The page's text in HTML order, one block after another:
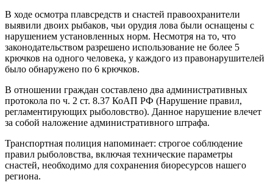
В ходе осмотра плавсредств и снастей правоохранители
выявили двоих рыбаков, чьи орудия лова были оснащены с
нарушением установленных норм. Несмотря на то, что
законодательством разрешено использование не более 5
крючков на одного человека, у каждого из правонарушителей
было обнаружено по 6 крючков.
В отношении граждан составлено два административных
протокола по ч. 2 ст. 8.37 КоАП РФ (Нарушение правил,
регламентирующих рыболовство). Данное нарушение влечет
за собой наложение административного штрафа.
Транспортная полиция напоминает: строгое соблюдение
правил рыболовства, включая технические параметры
снастей, необходимо для сохранения биоресурсов нашего
региона.